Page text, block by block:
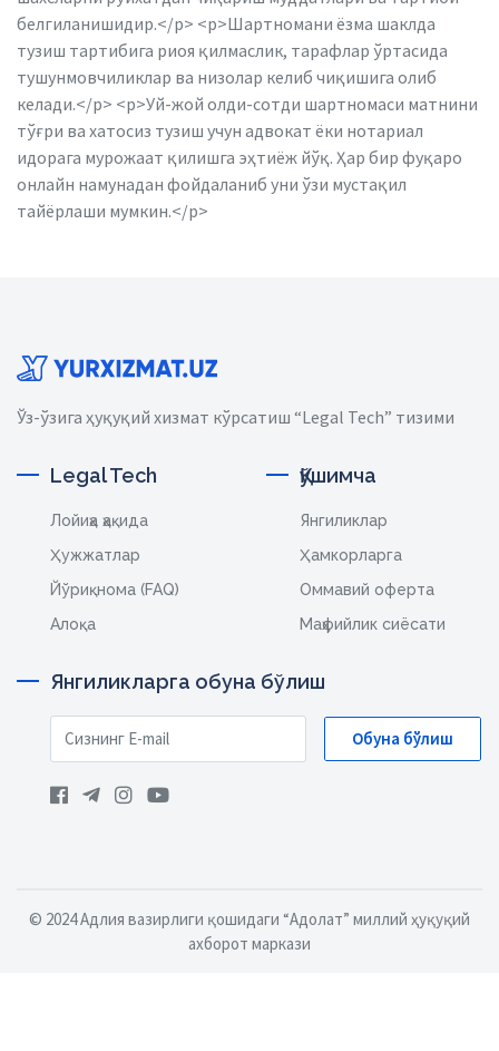
белгиланишидир.</p> <p>Шартномани ёзма шаклда
тузиш тартибига риоя қилмаслик, тарафлар ўртасида
тушунмовчиликлар ва низолар келиб чиқишига олиб
келади.</p> <p>Уй-жой олди-сотди шартномаси матнини
тўғри ва хатосиз тузиш учун адвокат ёки нотариал
идорага мурожаат қилишга эҳтиёж йўқ. Ҳар бир фуқаро
онлайн намунадан фойдаланиб уни ўзи мустақил
тайёрлаши мумкин.</p>
Ўз-ўзига ҳуқуқий хизмат кўрсатиш “Legal Tech” тизими
Legal Tech
Лойиҳа ҳақида
Ҳужжатлар
Йўриқнома (FAQ)
Алоқа
Қўшимча
Янгиликлар
Ҳамкорларга
Оммавий оферта
Маҳфийлик сиёсати
Янгиликларга обуна бўлиш
Обуна бўлиш
© 2024 Адлия вазирлиги қошидаги “Адолат” миллий ҳуқуқий
ахборот маркази